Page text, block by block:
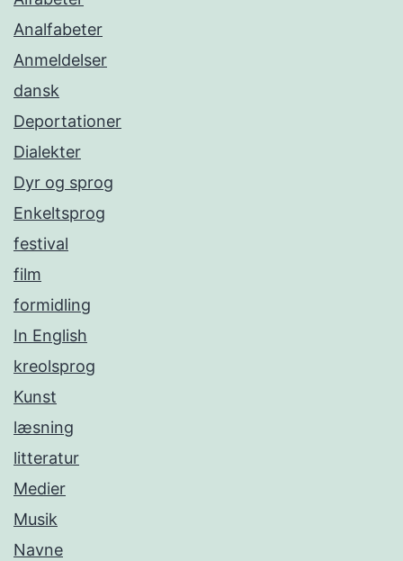
Analfabeter
Anmeldelser
dansk
Deportationer
Dialekter
Dyr og sprog
Enkeltsprog
festival
film
formidling
In English
kreolsprog
Kunst
læsning
litteratur
Medier
Musik
Navne